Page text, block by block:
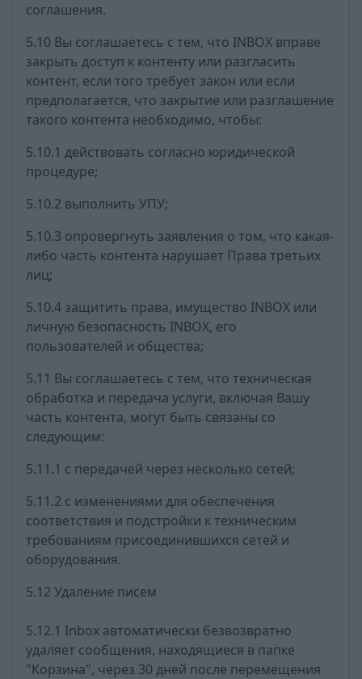
соглашения.
5.10 Вы соглашаетесь с тем, что INBOX вправе
закрыть доступ к контенту или разгласить
контент, если того требует закон или если
предполагается, что закрытие или разглашение
такого контента необходимо, чтобы:
5.10.1 действовать согласно юридической
процедуре;
5.10.2 выполнить УПУ;
5.10.3 опровергнуть заявления о том, что какая-
либо часть контента нарушает Права третьих
лиц;
5.10.4 защитить права, имущество INBOX или
личную безопасность INBOX, его
пользователей и общества;
5.11 Вы соглашаетесь с тем, что техническая
обработка и передача услуги, включая Вашу
часть контента, могут быть связаны со
следующим:
5.11.1 с передачей через несколько сетей;
5.11.2 с изменениями для обеспечения
соответствия и подстройки к техническим
требованиям присоединившихся сетей и
оборудования.
5.12 Удаление писем
5.12.1 Inbox автоматически безвозвратно
удаляет сообщения, находящиеся в папке
"Корзина", через 30 дней после перемещения